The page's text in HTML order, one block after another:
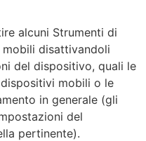
alcuni Strumenti di
disattivandoli
del dispositivo, quali le
mobili o le
in generale (gli
del
pertinente).